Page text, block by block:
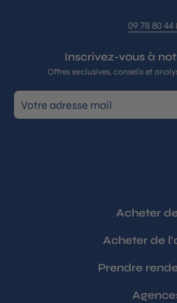
09 78 80 44
Inscrivez-vous à
Offres exclusives, conseils et
Inscrivez-
vous
S'inscrire
Acheter de
Acheter de
Prendre